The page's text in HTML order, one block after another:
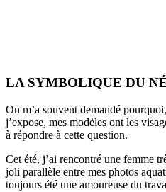
LA SYMBOLIQUE DU
On m’a souvent demandé
j’expose, mes modèles ont les
à répondre à cette question.
Cet été, j’ai rencontré une femme
joli parallèle entre mes photos
toujours été une amoureuse du